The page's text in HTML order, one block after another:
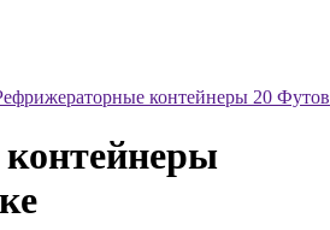
контейнеры 20 Футов